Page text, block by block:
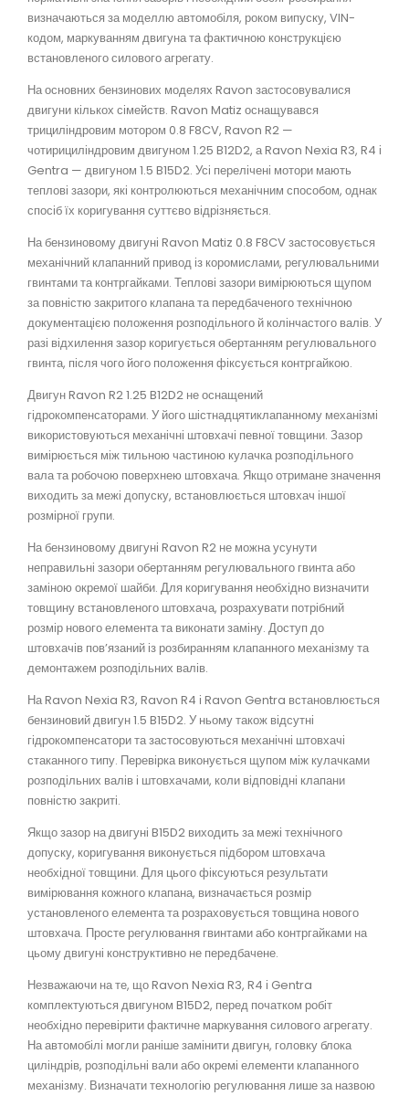
визначаються за моделлю автомобіля, роком випуску, VIN-
кодом, маркуванням двигуна та фактичною конструкцією
встановленого силового агрегату.
На основних бензинових моделях Ravon застосовувалися
двигуни кількох сімейств. Ravon Matiz оснащувався
трициліндровим мотором 0.8 F8CV, Ravon R2 —
чотирициліндровим двигуном 1.25 B12D2, а Ravon Nexia R3, R4 і
Gentra — двигуном 1.5 B15D2. Усі перелічені мотори мають
теплові зазори, які контролюються механічним способом, однак
спосіб їх коригування суттєво відрізняється.
На бензиновому двигуні Ravon Matiz 0.8 F8CV застосовується
механічний клапанний привод із коромислами, регулювальними
гвинтами та контргайками. Теплові зазори вимірюються щупом
за повністю закритого клапана та передбаченого технічною
документацією положення розподільного й колінчастого валів. У
разі відхилення зазор коригується обертанням регулювального
гвинта, після чого його положення фіксується контргайкою.
Двигун Ravon R2 1.25 B12D2 не оснащений
гідрокомпенсаторами. У його шістнадцятиклапанному механізмі
використовуються механічні штовхачі певної товщини. Зазор
вимірюється між тильною частиною кулачка розподільного
вала та робочою поверхнею штовхача. Якщо отримане значення
виходить за межі допуску, встановлюється штовхач іншої
розмірної групи.
На бензиновому двигуні Ravon R2 не можна усунути
неправильні зазори обертанням регулювального гвинта або
заміною окремої шайби. Для коригування необхідно визначити
товщину встановленого штовхача, розрахувати потрібний
розмір нового елемента та виконати заміну. Доступ до
штовхачів пов’язаний із розбиранням клапанного механізму та
демонтажем розподільних валів.
На Ravon Nexia R3, Ravon R4 і Ravon Gentra встановлюється
бензиновий двигун 1.5 B15D2. У ньому також відсутні
гідрокомпенсатори та застосовуються механічні штовхачі
стаканного типу. Перевірка виконується щупом між кулачками
розподільних валів і штовхачами, коли відповідні клапани
повністю закриті.
Якщо зазор на двигуні B15D2 виходить за межі технічного
допуску, коригування виконується підбором штовхача
необхідної товщини. Для цього фіксуються результати
вимірювання кожного клапана, визначається розмір
установленого елемента та розраховується товщина нового
штовхача. Просте регулювання гвинтами або контргайками на
цьому двигуні конструктивно не передбачене.
Незважаючи на те, що Ravon Nexia R3, R4 і Gentra
комплектуються двигуном B15D2, перед початком робіт
необхідно перевірити фактичне маркування силового агрегату.
На автомобілі могли раніше замінити двигун, головку блока
циліндрів, розподільні вали або окремі елементи клапанного
механізму. Визначати технологію регулювання лише за назвою